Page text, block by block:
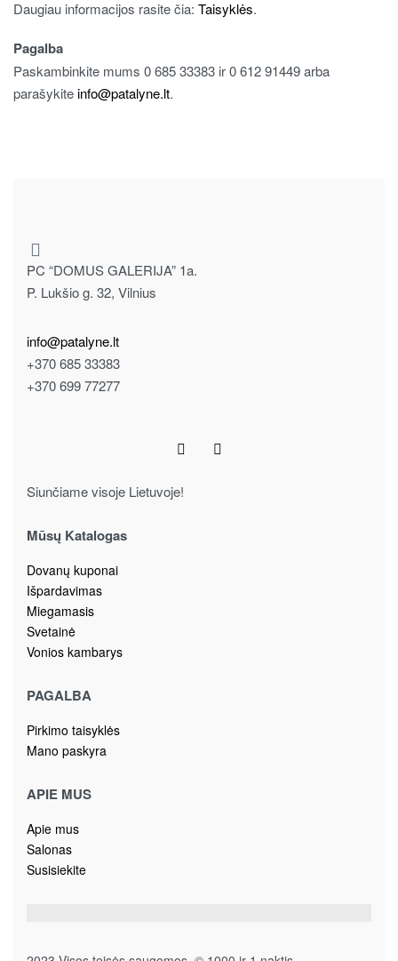
Daugiau informacijos rasite čia: Taisyklės.
Pagalba
Paskambinkite mums 0 685 33383 ir 0 612 91449 arba
parašykiteinfo@patalyne.lt.
PC “DOMUS GALERIJA” 1a.
P. Lukšio g. 32, Vilnius
info@patalyne.lt
+370 685 33383
+370 699 77277
Siunčiame visoje Lietuvoje!
Mūsų Katalogas
Dovanų kuponai
Išpardavimas
Miegamasis
Svetainė
Vonios kambarys
PAGALBA
Pirkimo taisyklės
Mano paskyra
APIE MUS
Apie mus
Salonas
Susisiekite